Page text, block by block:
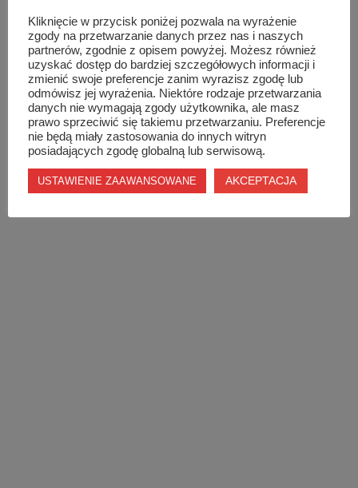
Kliknięcie w przycisk poniżej pozwala na wyrażenie
zgody na przetwarzanie danych przez nas i naszych
partnerów, zgodnie z opisem powyżej. Możesz również
uzyskać dostęp do bardziej szczegółowych informacji i
zmienić swoje preferencje zanim wyrazisz zgodę lub
odmówisz jej wyrażenia. Niektóre rodzaje przetwarzania
danych nie wymagają zgody użytkownika, ale masz
prawo sprzeciwić się takiemu przetwarzaniu. Preferencje
nie będą miały zastosowania do innych witryn
posiadających zgodę globalną lub serwisową.
USTAWIENIE ZAAWANSOWANE AKCEPTACJA